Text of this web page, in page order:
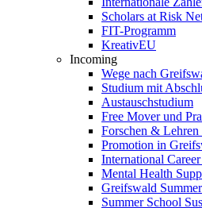
Scholars at Risk
FIT-Programm
KreativEU
Incoming
Wege nach
Studium mit
Austauschstudium
Free Mover und
Forschen &
Promotion in
International
Mental Health
Greifswald Summer
Summer School